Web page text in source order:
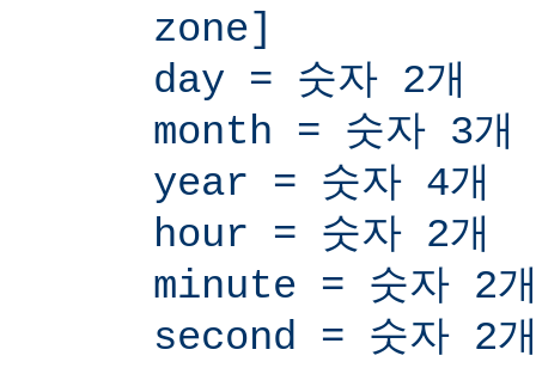
zone]
day = 숫자 2개
month = 숫자 3개
year = 숫자 4개
hour = 숫자 2개
minute = 숫자 2
second = 숫자 2